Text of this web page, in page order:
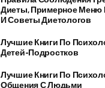
Диеты, Примерное Меню
И Советы Диетологов
Лучшие Книги По
Детей-Подростков
Лучшие Книги По
Общения С Людьми